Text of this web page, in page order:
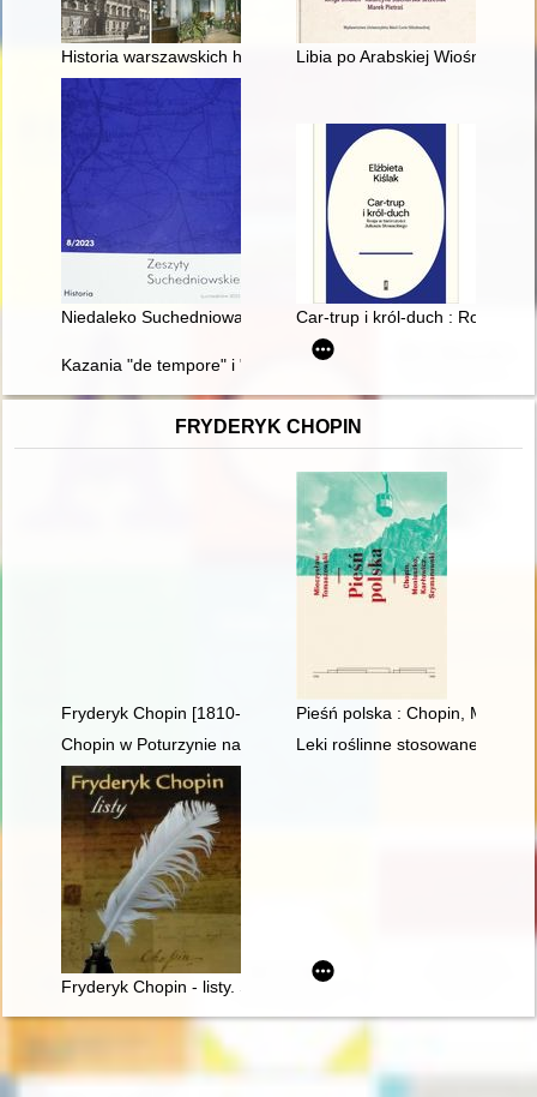
Historia warszawskich hoteli. T. 1Libia po Arabskiej Wiośnie :
Niedaleko Suchedniowa : gmina żydowska w Kamiennej do
Car-trup i król-duch : Rosja w
Kazania "de tempore" i "de sanctis" Mikołaja z Błonia : zarys
FRYDERYK CHOPIN
Fryderyk Chopin [1810-1949]
Pieśń polska : Chopin,
Chopin w Poturzynie na Ziemi ZamojskiejLeki roślinne stosowane w
Fryderyk Chopin - listy. Skarbiec spuścizny epistolarnej w